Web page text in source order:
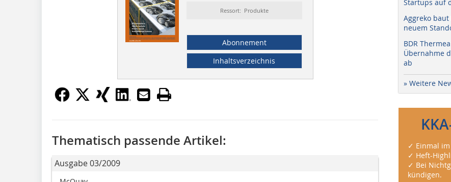
Ressort: Produkte
Abonnement
Inhaltsverzeichnis
Thematisch passende Artikel:
Ausgabe 03/2009
Startups auf
Aggreko
neuem
BDR
Übernahme
ab
» Weitere
✓ Einmal
✓ Heft-
✓ Bei
kündigen.